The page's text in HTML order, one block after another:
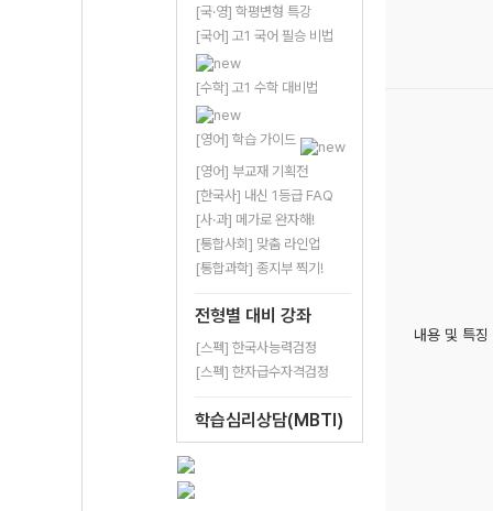
[국·영] 학평변형 특강
[국어] 고1 국어 필승 비법
[수학] 고1 수학 대비법
[영어] 학습 가이드
[영어] 부교재 기획전
[한국사] 내신 1등급 FAQ
[사·과] 메가로 완자해!
[통합사회] 맞춤 라인업
[통합과학] 종지부 찍기!
전형별 대비 강좌
[스펙] 한국사능력검정
[스펙] 한자급수자격검정
학습심리상담(MBTI)
내용 및 특징